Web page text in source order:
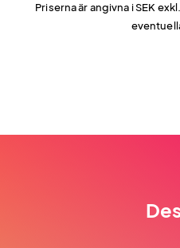
Priserna är angivna i SEK